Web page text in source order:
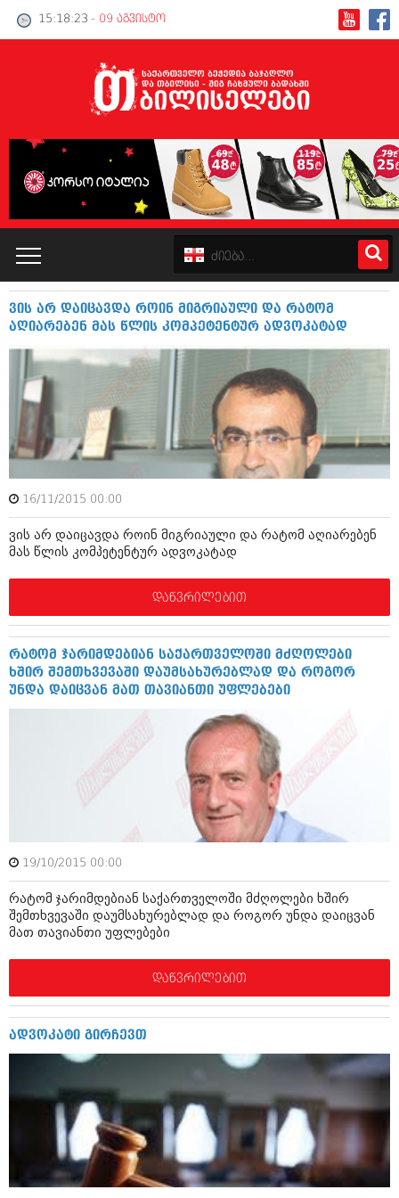
15:18:24 - 09 აგვისტო
ინტერვიუები
ამბები
საზოგადოება
მოდი, ვილაპარაკოთ
მოდა + დიზაინი
რელიგია
ავტორჩევები
ბელადები
ბიზნესსიახლეები
კალეიდოსკოპი
კრიმინალი
რომანი და დეტექტივი
სახალისო ამბები
კატალოგი
პოლიტიკა
საზოგადოება
მოდი, ვილაპარაკოთ
მოდა + დიზაინი
სპორტი
კადრს მიღმა
კულინარია
ბელადები
ბიზნესსიახლეები
გვარები
თემიდას სასწორი
იუმორი
ჰოროსკოპი და შეუცნობელი
კრიმინალი
რომანი და დეტექტივი
სახალისო ამბები
შოუბიზნესი
დაიჯესტი
ვის არ დაიცავდა როინ მიგრიაული და რატომ
აღიარებენ მას წლის კომპეტენტურ ადვოკატად
16/11/2015 00:00
ვის არ დაიცავდა როინ მიგრიაული და რატომ აღიარებენ
მას წლის კომპეტენტურ ადვოკატად
დაწვრილებით
რატომ ჯარიმდებიან საქართველოში მძღოლები
ხშირ შემთხვევაში დაუმსახურებლად და როგორ
უნდა დაიცვან მათ თავიანთი უფლებები
19/10/2015 00:00
რატომ ჯარიმდებიან საქართველოში მძღოლები ხშირ
შემთხვევაში დაუმსახურებლად და როგორ უნდა დაიცვან
მათ თავიანთი უფლებები
დაწვრილებით
ადვოკატი გირჩევთ